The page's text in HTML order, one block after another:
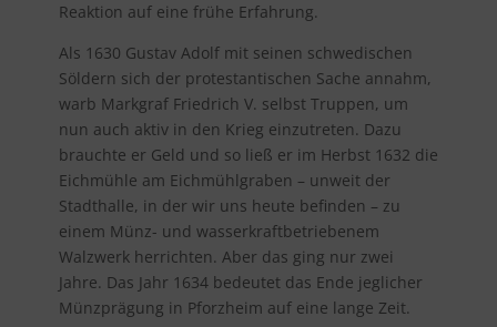
Reaktion auf eine frühe Erfahrung.
Als 1630 Gustav Adolf mit seinen schwedischen
Söldern sich der protestantischen Sache annahm,
warb Markgraf Friedrich V. selbst Truppen, um
nun auch aktiv in den Krieg einzutreten. Dazu
brauchte er Geld und so ließ er im Herbst 1632 die
Eichmühle am Eichmühlgraben – unweit der
Stadthalle, in der wir uns heute befinden – zu
einem Münz- und wasserkraftbetriebenem
Walzwerk herrichten. Aber das ging nur zwei
Jahre. Das Jahr 1634 bedeutet das Ende jeglicher
Münzprägung in Pforzheim auf eine lange Zeit.